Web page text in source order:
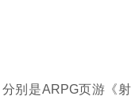
别是ARPG页游《射